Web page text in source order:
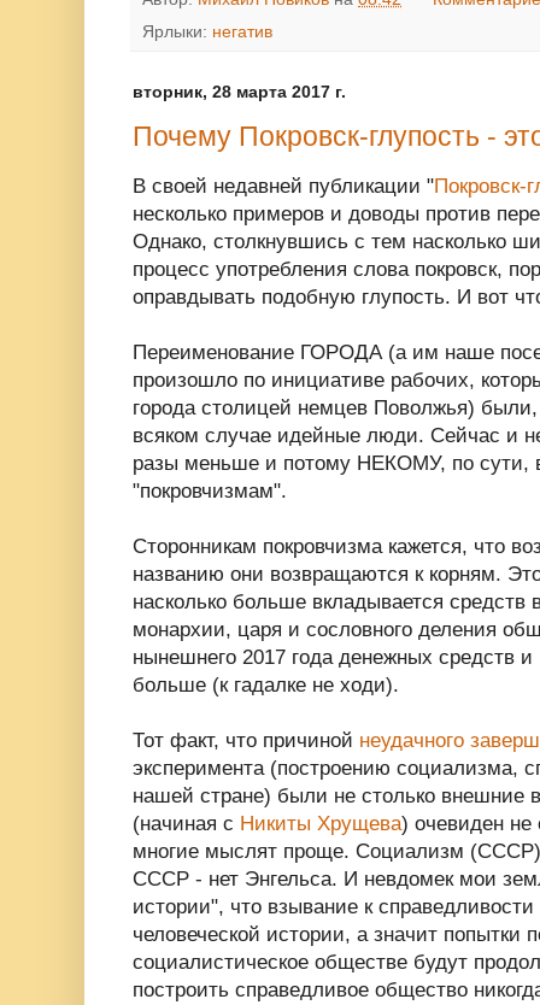
Ярлыки: негатив
вторник, 28 марта 2017 г.
Почему Покровск-глупость -
В своей недавней публикации "Покровск-
несколько примеров и доводы против
Однако, столкнувшись с тем насколько
процесс употребления слова покровск,
оправдывать подобную глупость. И вот
Переименование ГОРОДА (а им наше
произошло по инициативе рабочих,
города столицей немцев Поволжья)
всяком случае идейные люди. Сейчас и
разы меньше и потому НЕКОМУ, по сути,
"покровчизмам".
Сторонникам покровчизма кажется, что
названию они возвращаются к корням.
насколько больше вкладывается средств
монархии, царя и сословного деления
нынешнего 2017 года денежных средств
больше (к гадалке не ходи).
Тот факт, что причиной неудачного
эксперимента (построению социализма,
нашей стране) были не столько внешние
(начиная с Никиты Хрущева) очевиден не
многие мыслят проще. Социализм (СССР)
СССР - нет Энгельса. И невдомек мои
истории", что взывание к
человеческой истории, а значит попытки
социалистическое обществе будут
построить справедливое общество